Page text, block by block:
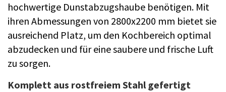
hochwertige Dunstabzugshaube benötigen. Mit
ihren Abmessungen von 2800x2200 mm bietet sie
ausreichend Platz, um den Kochbereich optimal
abzudecken und für eine saubere und frische Luft
zu sorgen.
Komplett aus rostfreiem Stahl gefertigt